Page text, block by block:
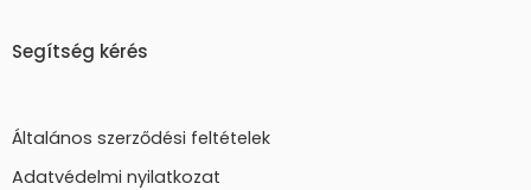
Segítség kérés
Általános szerződési feltételek
Adatvédelmi nyilatkozat